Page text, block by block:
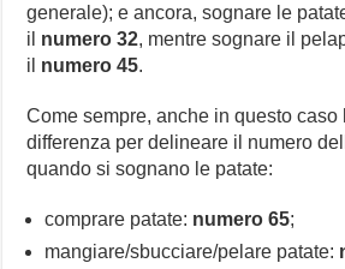
generale); e ancora, sognare le
il numero 32, mentre sognare il
il numero 45.
Come sempre, anche in questo caso
differenza per delineare il numero
quando si sognano le patate:
comprare patate: numero 65;
mangiare/sbucciare/pelare patate: